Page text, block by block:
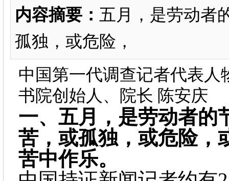
内容摘要： 五月，是劳动者
孤独，或危险，
中国第一代调查记者代表人
书院创始人、院长 陈安庆
一、 五月，是劳动者的
苦，或孤独，或危险，
苦中作乐。